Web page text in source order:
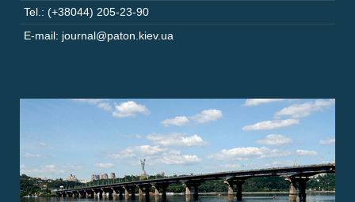
Tel.: (+38044) 205-23-90
E-mail: journal@paton.kiev.ua